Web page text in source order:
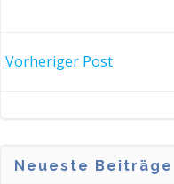
POST
Vorheriger Post
Neueste Beiträge